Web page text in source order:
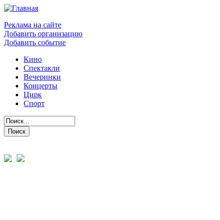
Реклама на сайте
Добавить организацию
Добавить событие
Кино
Спектакли
Вечеринки
Концерты
Цирк
Спорт